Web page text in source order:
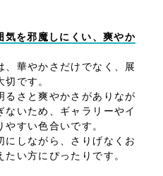
気を邪魔しにくい、爽やか
、華やかさだけでなく、展
です。
るさと爽やかさがありなが
ないため、ギャラリーやイ
すい色合いです。
にしながら、さりげなくお
い方にぴったりです。